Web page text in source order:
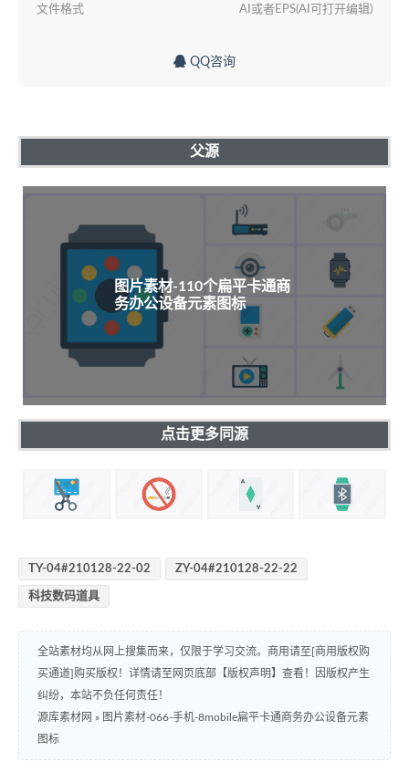
文件格式 AI或者EPS(AI可打开编辑)
QQ咨询
父源
图片素材-110个扁平卡通商
务办公设备元素图标
点击更多同源
TY-04#210128-22-02 ZY-04#210128-22-22
科技数码道具
全站素材均从网上搜集而来，仅限于学习交流。商用请至[商用版权购
买通道]购买版权！详情请至网页底部【版权声明】查看！因版权产生
纠纷，本站不负任何责任！
源库素材网 » 图片素材-066-手机-8mobile扁平卡通商务办公设备元素
图标